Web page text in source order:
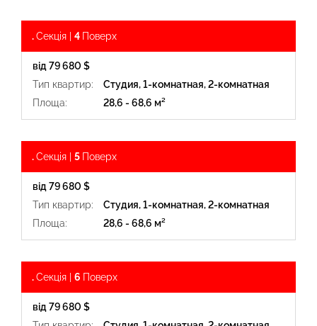
.Секція | 4 Поверх
від 79 680 $
Тип квартир:
Студия, 1-комнатная, 2-комнатная
Площа:
28,6 - 68,6 м²
.Секція | 5 Поверх
від 79 680 $
Тип квартир:
Студия, 1-комнатная, 2-комнатная
Площа:
28,6 - 68,6 м²
.Секція | 6 Поверх
від 79 680 $